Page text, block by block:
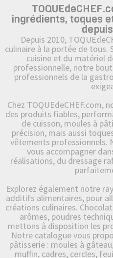
ingrédients, toques
Depuis 2010,
culinaire à la portée de tous.
cuisine et du matériel
professionnelle, notre
professionnels de la
Chez TOQUEdeCHEF.com,
des produits fiables,
de cuisson, moules à
précision, mais aussi
vêtements professionnels.
vous accompagner
réalisations, du dressage
Explorez également notre
additifs alimentaires, pour
créations culinaires.
arômes, poudres
mettons à disposition les
Notre catalogue vous
pâtisserie : moules à
muffin, cadres, cercles,